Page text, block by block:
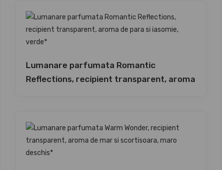
Lumanare parfumata Romantic
Reflections, recipient transparent, aroma